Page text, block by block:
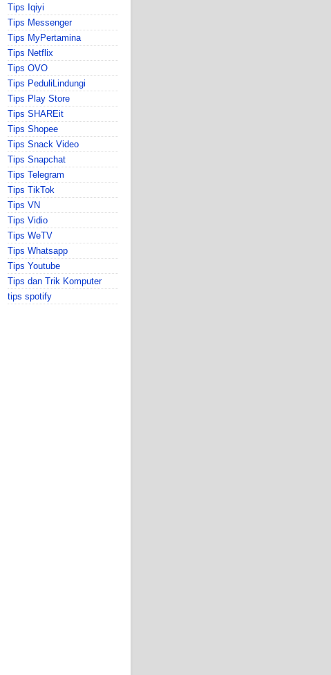
Tips Iqiyi
Tips Messenger
Tips MyPertamina
Tips Netflix
Tips OVO
Tips PeduliLindungi
Tips Play Store
Tips SHAREit
Tips Shopee
Tips Snack Video
Tips Snapchat
Tips Telegram
Tips TikTok
Tips VN
Tips Vidio
Tips WeTV
Tips Whatsapp
Tips Youtube
Tips dan Trik Komputer
tips spotify